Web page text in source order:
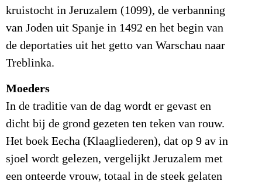
kruistocht in Jeruzalem (1099), de verbanning
van Joden uit Spanje in 1492 en het begin van
de deportaties uit het getto van Warschau naar
Treblinka.
Moeders
In de traditie van de dag wordt er gevast en
dicht bij de grond gezeten ten teken van rouw.
Het boek Eecha (Klaagliederen), dat op 9 av in
sjoel wordt gelezen, vergelijkt Jeruzalem met
een onteerde vrouw, totaal in de steek gelaten